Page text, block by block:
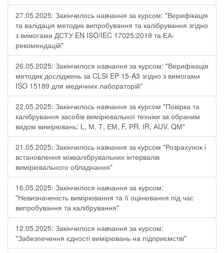
27.05.2025: Закінчилось навчання за курсом: "Верифікація
та валідація методик випробування та калібрування згідно
з вимогами ДСТУ EN ISO/IEC 17025:2019 та ЕА-
рекомендацій"
26.05.2025: Закінчилося навчання за курсом: "Верифікація
методик досліджень за CLSI EP 15-A3 згідно з вимогами
ISO 15189 для медичних лабораторій"
22.05.2025: Закінчилось навчання за курсом "Повірка та
калібрування засобів вимірювальної техніки за обраним
видом вимірювань: L, М, Т, ЕМ, F, РR, ІR, АUV, QМ"
21.05.2025: Закінчилось навчання за курсом "Розрахунок і
встановлення міжкалібрувальних інтервалів
вимірювального обладнання"
16.05.2025: Закінчилося навчання за курсом:
"Невизначеність вимірювання та її оцінювання під час
випробування та калібрування"
12.05.2025: Закінчилося навчання за курсом:
"Забезпечення єдності вимірювань на підприємстві"